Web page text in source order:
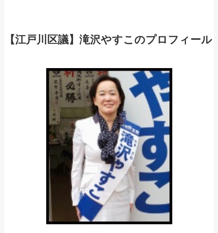
【江戸川区議】滝沢やすこのプロフィール